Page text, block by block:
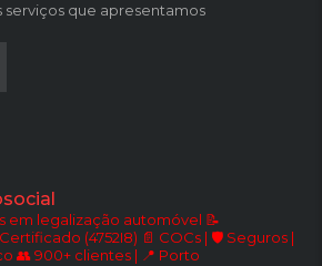
que apresentamos
em legalização automóvel 📝
(4752I8) 📄 COCs | 🛡️ Seguros |
👥 900+ clientes | 📍 Porto